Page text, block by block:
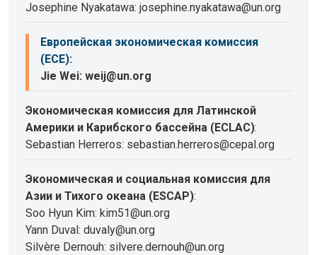
Josephine Nyakatawa: josephine.nyakatawa@un.org
Европейская экономическая комиссия
(ECE):
Jie Wei: weij@un.org
Экономическая комиссия для Латинской
Америки и Карибского бассейна (ECLAC):
Sebastian Herreros: sebastian.herreros@cepal.org
Экономическая и социальная комиссия для
Азии и Тихого океана (ESCAP):
Soo Hyun Kim: kim51@un.org
Yann Duval: duvaly@un.org
Silvère Dernouh: silvere.dernouh@un.org